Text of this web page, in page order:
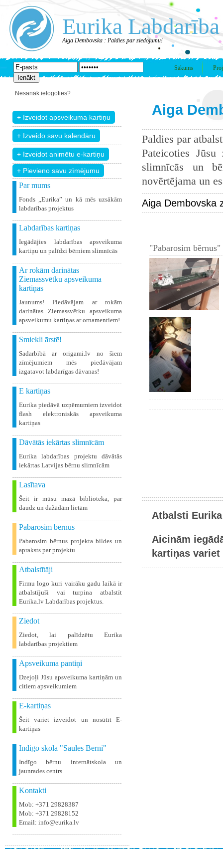
Eurika Labdarība
Aiga Dembovska : Paldies par ziedojumu!
Sākums
Nesanāk ielogoties?
+ Pievieno savu zīmējumu
Par mums
Fonds „Eurika” un kā mēs uzsākām
labdarības projektus
Labdarības kartiņas
Iegādājies labdarības apsveikuma
kartiņu un palīdzi bērniem slimnīcās
Ar rokām darinātas
Ziemassvētku apsveikuma
kartiņas
Jaunums! Piedāvājam ar rokām
darinātas Ziemassvētku apsveikuma
apsveikumu kartiņas ar ornamentiem!
Smiekli ārstē!
Sadarbībā ar origami.lv no šiem
zīmējumiem mēs piedāvājam
izgatavot labdarīgas dāvanas!
E kartiņas
Eurika piedāvā uzņēmumiem izveidot
flash elektroniskās apsveikuma
kartiņas
Dāvātās iekārtas slimnīcām
Eurika labdarības projektu dāvātās
iekārtas Latvijas bērnu slimnīcām
Lasītava
Šeit ir mūsu mazā biblioteka, par
daudz un dažādām lietām
Pabarosim bērnus
Pabarosim bērnus projekta bildes un
apraksts par projektu
Atbalstītāji
Firmu logo kuri vairāku gadu laikā ir
atbalstījuši vai turpina atbalstīt
Eurika.lv Labdarības projektus.
Ziedot
Ziedot, lai palīdzētu Eurika
labdarības projektiem
Apsveikuma pantiņi
Dzejoļi Jūsu apsveikuma kartiņām un
citiem apsveikumiem
E-kartiņas
Šeit variet izveidot un nosūtīt E-
kartiņas
Indigo skola "Saules Bērni"
Indīgo bērnu internātskola un
jaunrades centrs
Kontakti
Mob: +371 29828387
Mob: +371 29828152
Email: info@eurika.lv
Aiga
Paldies par
Pateicoties
slimnīcās un
novērtējama un
Aiga Dembovska
"Pabarosim
Atbalsti
Aicinām
kartiņas variet